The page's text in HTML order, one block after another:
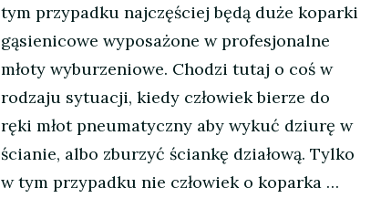
tym przypadku najczęściej będą duże koparki
gąsienicowe wyposażone w profesjonalne
młoty wyburzeniowe. Chodzi tutaj o coś w
rodzaju sytuacji, kiedy człowiek bierze do
ręki młot pneumatyczny aby wykuć dziurę w
ścianie, albo zburzyć ściankę działową. Tylko
w tym przypadku nie człowiek o koparka …